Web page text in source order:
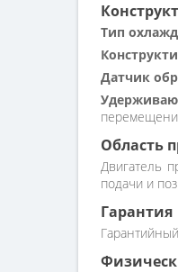
Тип
Датчик
Область
Двигатель
подачи и
Гарантия